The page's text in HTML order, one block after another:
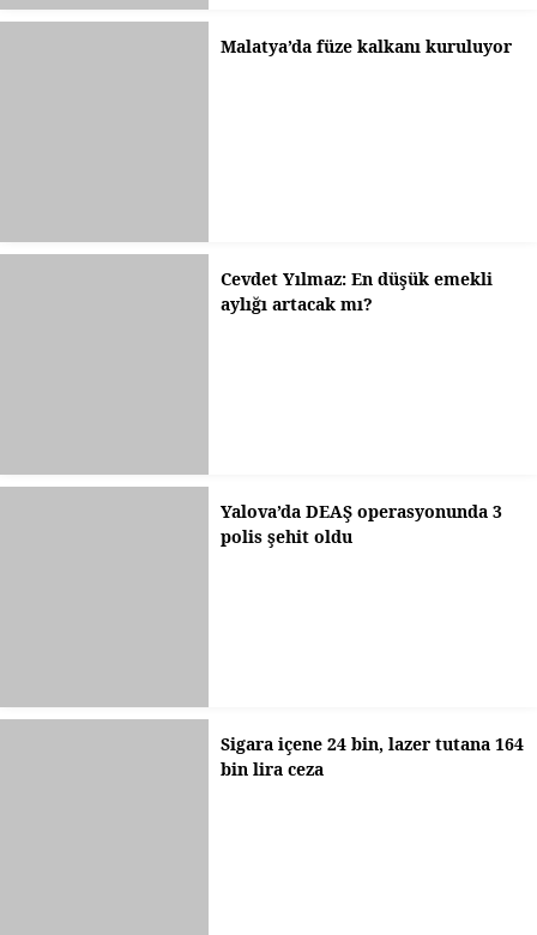
Malatya’da füze kalkanı kuruluyor
Cevdet Yılmaz: En düşük emekli
aylığı artacak mı?
Yalova’da DEAŞ operasyonunda 3
polis şehit oldu
Sigara içene 24 bin, lazer tutana 164
bin lira ceza